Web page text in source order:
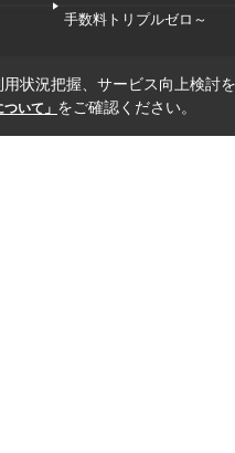
手数料トリプルゼロ～
状況把握、サービス向上検討
いて」 をご確認ください。